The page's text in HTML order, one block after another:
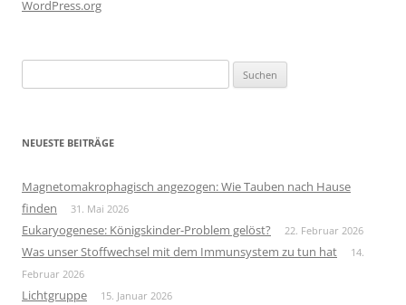
WordPress.org
nach:
NEUESTE BEITRÄGE
Magnetomakrophagisch angezogen: Wie Tauben nach Hause
finden
31. Mai 2026
Eukaryogenese: Königskinder-Problem gelöst? 22. Februar 2026
Was unser Stoffwechsel mit dem Immunsystem zu tun hat
14.
Februar 2026
Lichtgruppe 15. Januar 2026